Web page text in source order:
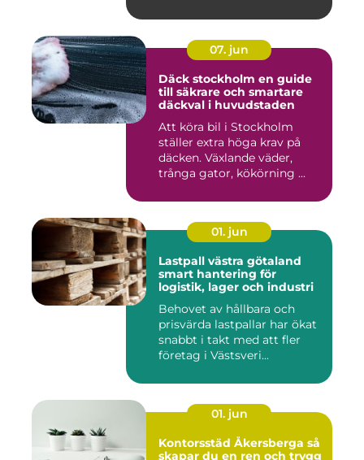
07. jun
Däck stockholm en guide
till säkrare och smartare
däckval i huvudstaden
Att köra bil i Stockholm
ställer extra höga krav på
däcken. Växlande väder,
trånga gator, kökörning ...
01. jun
Lastpall västra götaland
smart hantering för
logistik, lager och industri
Behovet av hållbara och
prisvärda lastpallar har ökat
snabbt i takt med att fler
företag i Västsveri...
01. jun
Kontorsstäd Åkersberga så
skapar du en ren och trygg